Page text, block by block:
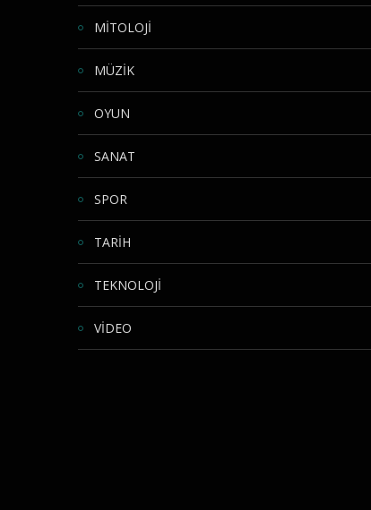
MİTOLOJİ
MÜZİK
OYUN
SANAT
SPOR
TARİH
TEKNOLOJİ
VİDEO